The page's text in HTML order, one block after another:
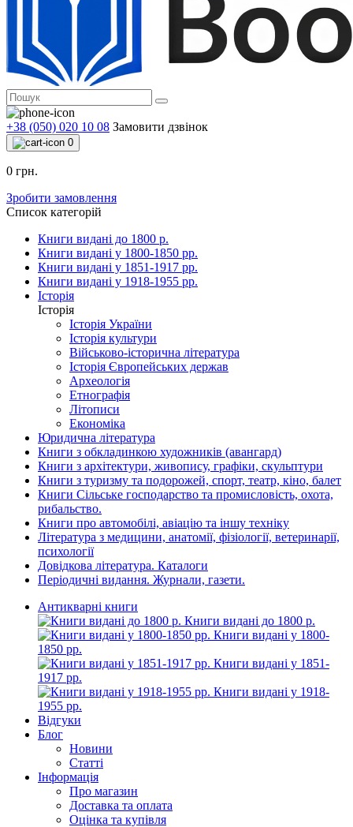
+38 (050) 020 10 08 Замовити дзвінок
0
0 грн.
Зробити замовлення
Список категорій
Книги видані до 1800 р.
Книги видані у 1800-1850 рр.
Книги видані у 1851-1917 рр.
Книги видані у 1918-1955 рр.
Історія
Історія
Історія України
Історія культури
Військово-історична література
Історія Європейських держав
Археологія
Етнографія
Літописи
Економіка
Юридична література
Книги з обкладинкою художників (авангард)
Книги з архітектури, живопису, графіки, скульптури
Книги з туризму та подорожей, спорт, театр, кіно, балет
Книги Сільське господарство та промисловість, охота,
рибальство.
Книги про автомобілі, авіацію та іншу техніку
Література з медицини, анатомії, фізіології, ветеринарії,
психології
Довідкова література. Каталоги
Періодичні видання. Журнали, газети.
Антикварні книги
Книги видані до 1800 р.
Книги видані у 1800-
1850 рр.
Книги видані у 1851-
1917 рр.
Книги видані у 1918-
1955 рр.
Відгуки
Блог
Новини
Статті
Інформація
Про магазин
Доставка та оплата
Оцінка та купівля